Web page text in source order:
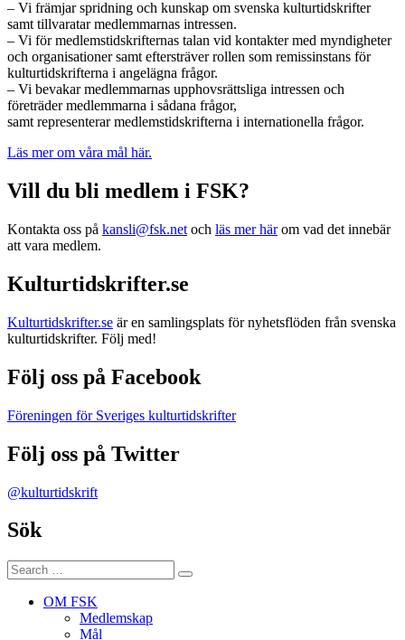
– Vi främjar spridning och kunskap om svenska kulturtidskrifter
samt tillvaratar medlemmarnas intressen.
– Vi för medlemstidskrifternas talan vid kontakter med myndigheter
och organisationer samt eftersträver rollen som remissinstans för
kulturtidskrifterna i angelägna frågor.
– Vi bevakar medlemmarnas upphovsrättsliga intressen och
företräder medlemmarna i sådana frågor,
samt representerar medlemstidskrifterna i internationella frågor.
Läs mer om våra mål här.
Vill du bli medlem i FSK?
Kontakta oss på kansli@fsk.net och läs mer härom vad det innebär
att vara medlem.
Kulturtidskrifter.se
Kulturtidskrifter.se är en samlingsplats för nyhetsflöden från svenska
kulturtidskrifter. Följ med!
Följ oss på Facebook
Föreningen för Sveriges kulturtidskrifter
Följ oss på Twitter
@kulturtidskrift
Sök
Search
for:
Search
OM FSK
Medlemskap
Mål